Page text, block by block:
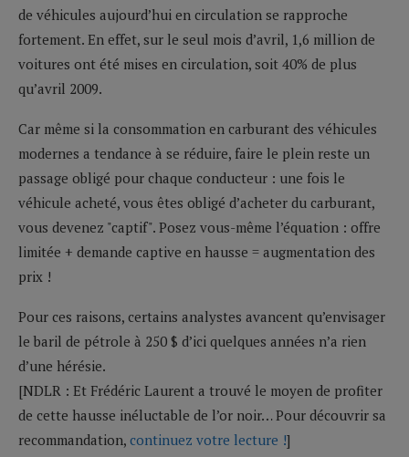
de véhicules aujourd’hui en circulation se rapproche
fortement. En effet, sur le seul mois d’avril, 1,6 million de
voitures ont été mises en circulation, soit 40% de plus
qu’avril 2009.
Car même si la consommation en carburant des véhicules
modernes a tendance à se réduire, faire le plein reste un
passage obligé pour chaque conducteur : une fois le
véhicule acheté, vous êtes obligé d’acheter du carburant,
vous devenez "captif". Posez vous-même l’équation : offre
limitée + demande captive en hausse = augmentation des
prix !
Pour ces raisons, certains analystes avancent qu’envisager
le baril de pétrole à 250 $ d’ici quelques années n’a rien
d’une hérésie.
[NDLR : Et Frédéric Laurent a trouvé le moyen de profiter
de cette hausse inéluctable de l’or noir… Pour découvrir sa
recommandation, continuez votre lecture !]